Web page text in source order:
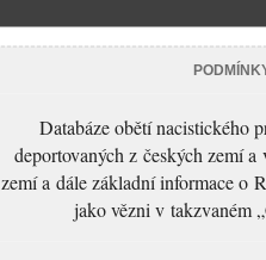
Databáze obětí nacistického
deportovaných z českých zemí
zemí a dále základní informace o
jako vězni v takzvaném